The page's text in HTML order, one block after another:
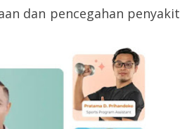
dan pencegahan penyakit